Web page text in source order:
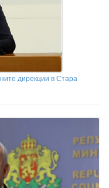
дирекции в Стара